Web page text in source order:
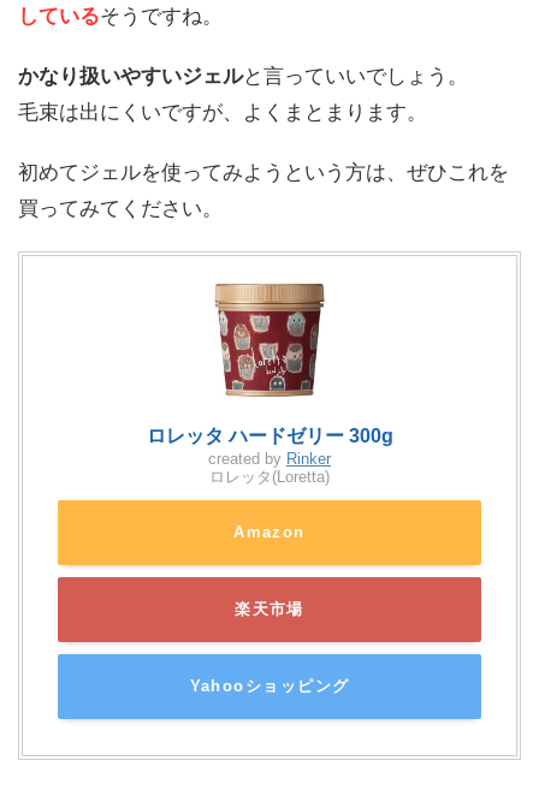
しているそうですね。
かなり扱いやすいジェルと言っていいでしょう。
毛束は出にくいですが、よくまとまります。
初めてジェルを使ってみようという方は、ぜひこれを
買ってみてください。
ロレッタ ハードゼリー 300g
created by Rinker
ロレッタ(Loretta)
Amazon
楽天市場
Yahooショッピング